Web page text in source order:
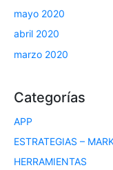
mayo 2020
abril 2020
marzo 2020
Categorías
APP
ESTRATEGIAS –
HERRAMIENTAS